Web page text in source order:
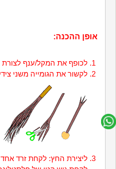
אופן ההכנה:
לכופף את המקל/ענף
לקשור את הגומייה משני
ליצירת החץ: לקחת זרד